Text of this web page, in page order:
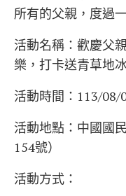
所有的父親，度過
活動名稱：歡慶父
樂，打卡送青草地
活動時間：113/08/
活動地點：中國國
154號）
活動方式：